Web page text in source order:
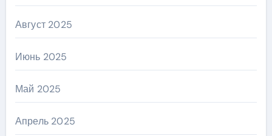
Август 2025
Июнь 2025
Май 2025
Апрель 2025